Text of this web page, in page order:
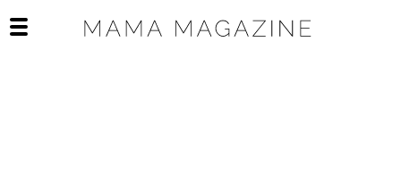
Open het mobiele menu